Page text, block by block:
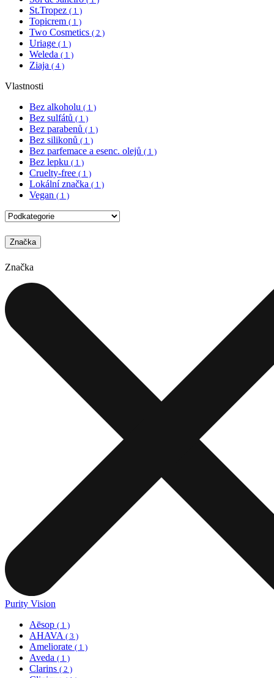
St.Tropez ( 1 )
Topicrem ( 1 )
Two Cosmetics ( 2 )
Uriage ( 1 )
Weleda ( 1 )
Ziaja ( 4 )
Vlastnosti
Bez alkoholu ( 1 )
Bez sulfátů ( 1 )
Bez parabenů ( 1 )
Bez silikonů ( 1 )
Bez parfemace a esenc. olejů ( 1 )
Bez lepku ( 1 )
Cruelty-free ( 1 )
Lokální značka ( 1 )
Vegan ( 1 )
Značka
Značka
Purity Vision
Aēsop ( 1 )
AHAVA ( 3 )
Ameliorate ( 1 )
Aveda ( 1 )
Clarins ( 2 )